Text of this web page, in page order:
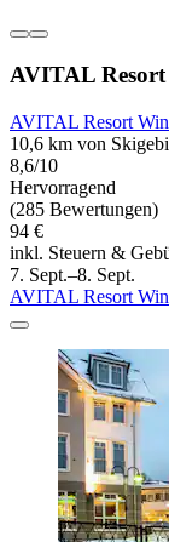
AVITAL
AVITAL Resort
10,6 km von
8,6/10
Hervorragend
(285 Bewertungen)
94 €
inkl. Steuern &
7. Sept.–8. Sept.
AVITAL Resort